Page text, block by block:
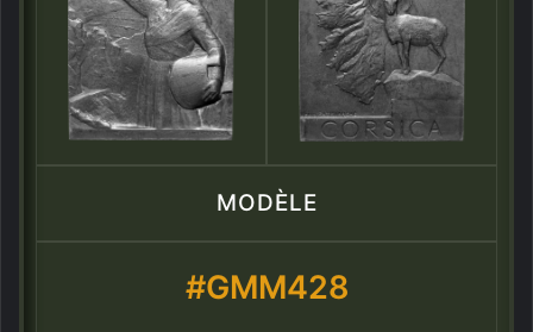
MODÈLE
#GMM428